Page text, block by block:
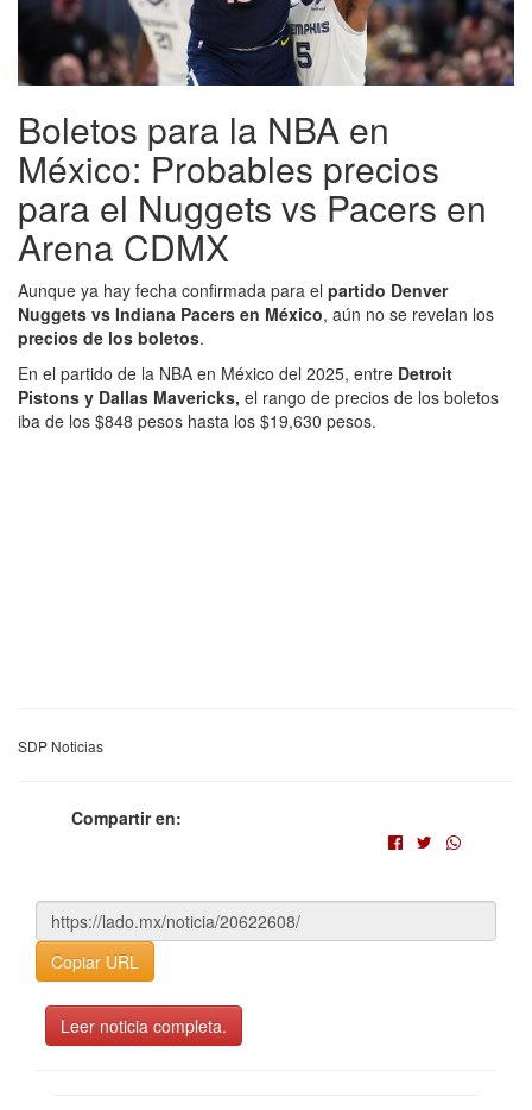
Boletos para la NBA en
México: Probables precios
para el Nuggets vs Pacers en
Arena CDMX
Aunque ya hay fecha confirmada para el partido Denver
Nuggets vs Indiana Pacers en México, aún no se revelan los
precios de los boletos.
En el partido de la NBA en México del 2025, entre Detroit
Pistons y Dallas Mavericks, el rango de precios de los boletos
iba de los $848 pesos hasta los $19,630 pesos.
SDP Noticias
Compartir en:
Copiar URL
Leer noticia completa.